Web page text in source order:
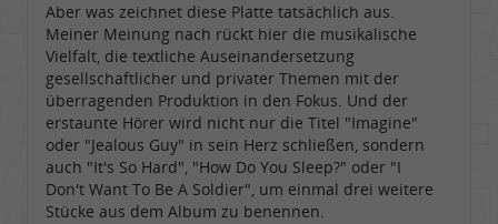
Aber was zeichnet diese Platte tatsächlich aus.
Meiner Meinung nach rückt hier die musikalische
Vielfalt, die textliche Auseinandersetzung
gesellschaftlicher und privater Themen mit der
überragenden Produktion in den Fokus. Und der
erstaunte Hörer wird nicht nur die Titel "Imagine"
oder "Jealous Guy" in sein Herz schließen, sondern
auch "It's So Hard", "How Do You Sleep?" oder "I
Don't Want To Be A Soldier", um einmal drei weitere
Stücke aus dem Album zu benennen.